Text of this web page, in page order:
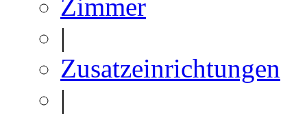
Zimmer
|
Zusatzeinrichtungen
|